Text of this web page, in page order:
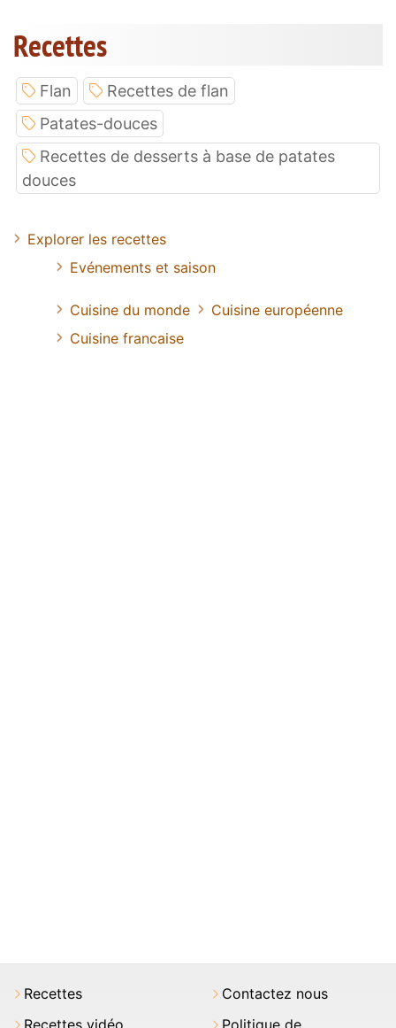
Recettes
Flan
Recettes de flan
Patates-douces
Recettes de desserts à base de patates
douces
Explorer les recettes
Evénements et saison
Cuisine du monde
Cuisine européenne
Cuisine francaise
Recettes
Recettes vidéo
Contactez nous
Politique de